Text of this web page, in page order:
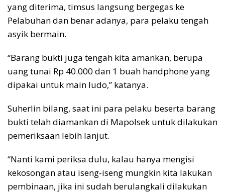
yang diterima, timsus langsung bergegas ke
Pelabuhan dan benar adanya, para pelaku tengah
asyik bermain.
“Barang bukti juga tengah kita amankan, berupa
uang tunai Rp 40.000 dan 1 buah handphone yang
dipakai untuk main ludo,” katanya.
Suherlin bilang, saat ini para pelaku beserta barang
bukti telah diamankan di Mapolsek untuk dilakukan
pemeriksaan lebih lanjut.
“Nanti kami periksa dulu, kalau hanya mengisi
kekosongan atau iseng-iseng mungkin kita lakukan
pembinaan, jika ini sudah berulangkali dilakukan